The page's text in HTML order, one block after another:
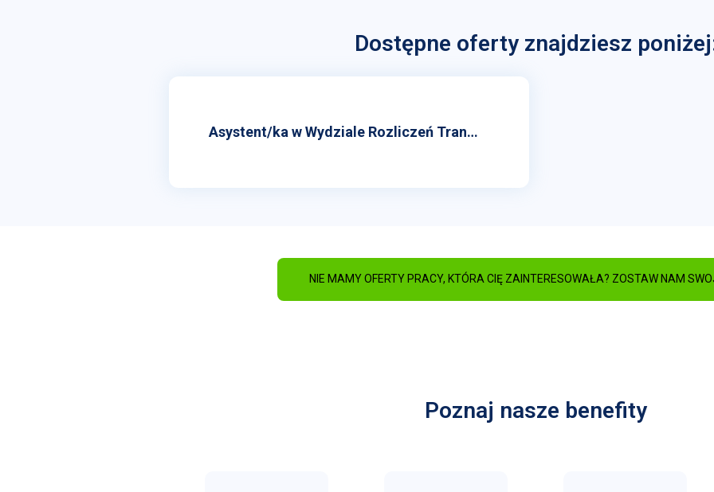
Dostępne oferty znajdziesz
Asystent/ka w Wydziale Rozliczeń Transakcji
NIE MAMY OFERTY PRACY, KTÓRA CIĘ ZAINTERESOWAŁA? ZOSTAW NAM
Poznaj nasze benefity